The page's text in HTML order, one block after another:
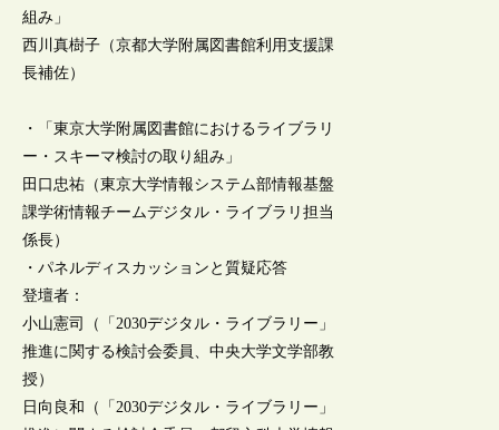
組み」
西川真樹子（京都大学附属図書館利用支援課
長補佐）
・「東京大学附属図書館におけるライブラリ
ー・スキーマ検討の取り組み」
田口忠祐（東京大学情報システム部情報基盤
課学術情報チームデジタル・ライブラリ担当
係長）
・パネルディスカッションと質疑応答
登壇者：
小山憲司（「2030デジタル・ライブラリー」
推進に関する検討会委員、中央大学文学部教
授）
日向良和（「2030デジタル・ライブラリー」